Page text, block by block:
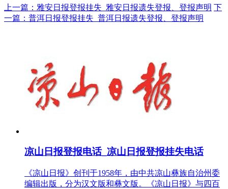
上一篇：雅安日报登报挂失_雅安日报遗失登报、登报声明 下
一篇：普洱日报登报挂失_普洱日报遗失登报、登报声明
凉山日报登报电话_凉山日报登报挂失电话
《凉山日报》创刊于1958年，由中共凉山彝族自治州委
编辑出版，分为汉文版和彝文版。《凉山日报》与四百